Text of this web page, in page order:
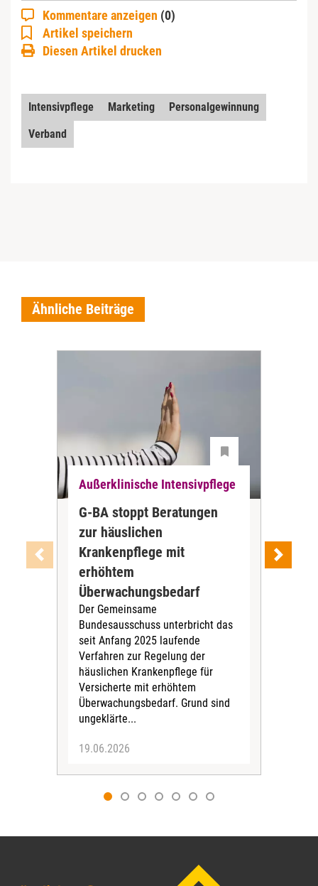
Kommentare anzeigen (0)
Artikel speichern
Diesen Artikel drucken
Intensivpflege Marketing
Personalgewinnung
Verband
Ähnliche Beiträge
Außerklinische Intensivpflege
G-BA stoppt Beratungen
zur häuslichen
Krankenpflege mit
erhöhtem
Überwachungsbedarf
Der Gemeinsame
Bundesausschuss unterbricht das
seit Anfang 2025 laufende
Verfahren zur Regelung der
häuslichen Krankenpflege für
Versicherte mit erhöhtem
Überwachungsbedarf. Grund sind
ungeklärte...
19.06.2026